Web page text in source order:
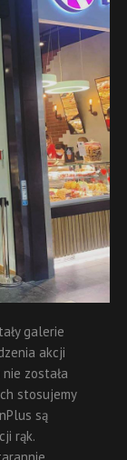
galerie
akcji
została
stosujemy
są
rąk.